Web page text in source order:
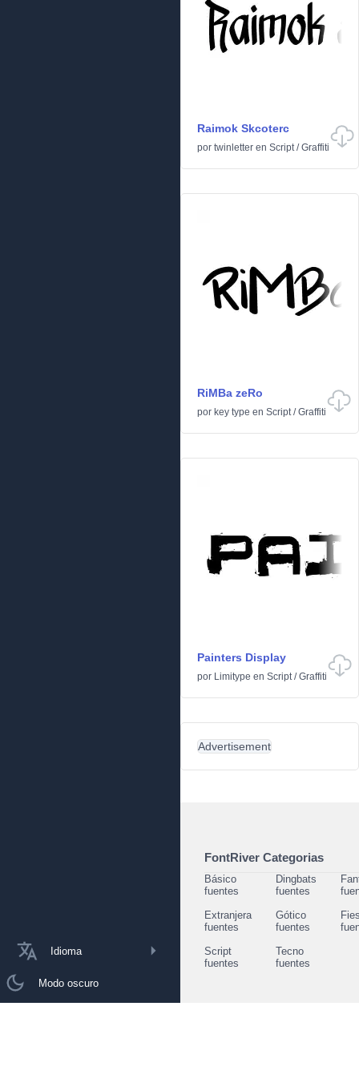
Idioma
Modo oscuro
Raimok Skcoterc
por twinletter en Script/Graffiti
RiMBa zeRo
por key type en Script/Graffiti
Painters Display
por Limitype en Script/Graffiti
Advertisement
FontRiver Categorias
Básico
fuentes
Dingbats
fuentes
Extranjera
fuentes
Gótico
fuentes
Script
fuentes
Tecno
fuentes